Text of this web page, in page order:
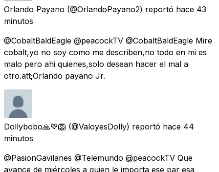
Orlando Payano (@OrlandoPayano2) reportó hace 43
minutos
@CobaltBaldEagle @peacockTV @CobaltBaldEagle Mire
cobalt,yo no soy como me describen,no todo en mi es
malo pero ahi quienes,solo desean hacer el mal a
otro.att;Orlando payano Jr.
Dollybobo🙏💚🦁 (@ValoyesDolly) reportó hace 44
minutos
@PasionGavilanes @Telemundo @peacockTV Que
avance de miércoles a quien le importa ese par esa